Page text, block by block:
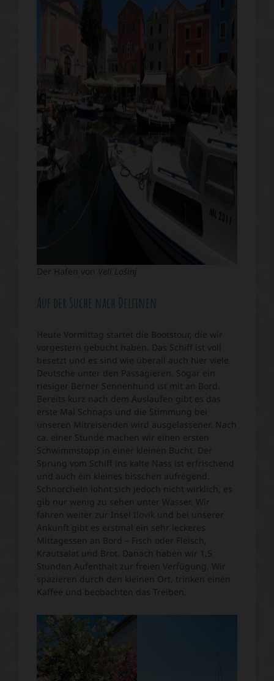
Der Hafen von Veli Lošinj
Auf der Suche nach Delfinen
Heute Vormittag startet die Bootstour, die wir
vorgestern gebucht haben. Das Schiff ist voll
besetzt und es sind wie überall auch hier viele
Deutsche unter den Passagieren. Sogar ein
riesiger Berner Sennenhund ist mit an Bord.
Bereits kurz nach dem Auslaufen gibt es das
erste Mal Schnaps und die Stimmung bei
unseren Mitreisenden wird ausgelassener. Nach
ca. einer Stunde machen wir einen ersten
Schwimmstopp in einer kleinen Bucht. Der
Sprung vom Schiff ins kalte Nass ist erfrischend
und auch ein kleines bisschen aufregend.
Schnorcheln lohnt sich jedoch nicht wirklich, es
gib nur wenig zu sehen unter Wasser. Wir
fahren weiter zur Insel Ilovik und bei unserer
Ankunft gibt es erstmal ein sehr leckeres
Mittagessen an Bord – Fisch oder Fleisch,
Krautsalat und Brot. Danach haben wir 1,5
Stunden Aufenthalt zur freien Verfügung. Wir
spazieren durch den kleinen Ort, trinken einen
Kaffee und beobachten das Treiben.